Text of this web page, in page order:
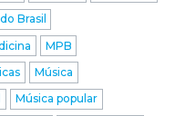
Brasil
MPB
Música
Música popular